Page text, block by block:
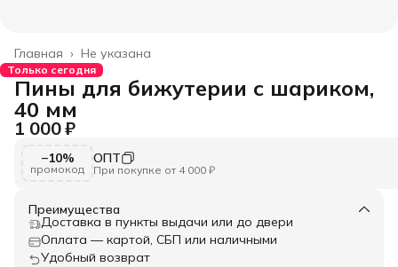
Не указана
Главная ›
Только сегодня
Пины для бижутерии с шариком,
40 мм
1 000 ₽
−10%
промокод
ОПТ
При покупке от 4 000 ₽
Преимущества
Доставка в пункты выдачи или до двери
Оплата — картой, СБП или наличными
Удобный возврат